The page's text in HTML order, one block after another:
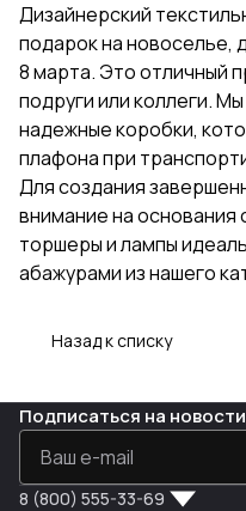
Дизайнерский
подарок на новоселье,
8 марта. Это отличный
подруги или коллеги.
надежные коробки,
плафона при
Для создания
внимание на основания
торшеры и лампы
абажурами из нашего
Назад к списку
Подписаться на
8 (800) 555-33-69